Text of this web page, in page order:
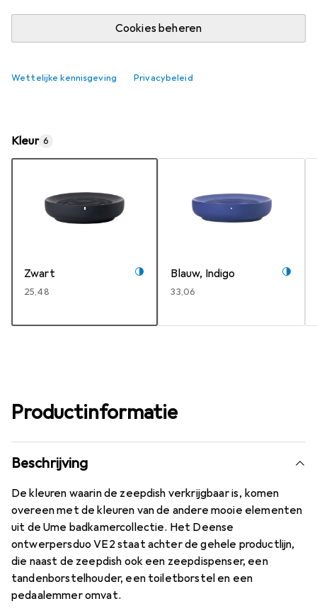
Cookies beheren
Wettelijke kennisgeving Privacybeleid
In winkelmandje
Kleur 6
Zwart
EUR
25,48
Blauw, Indigo
EUR
33,06
Productinformatie
Beschrijving
De kleuren waarin de zeepdish verkrijgbaar is, komen
overeen met de kleuren van de andere mooie elementen
uit de Ume badkamercollectie. Het Deense
ontwerpersduo VE2 staat achter de gehele productlijn,
die naast de zeepdish ook een zeepdispenser, een
tandenborstelhouder, een toiletborstel en een
pedaalemmer omvat.